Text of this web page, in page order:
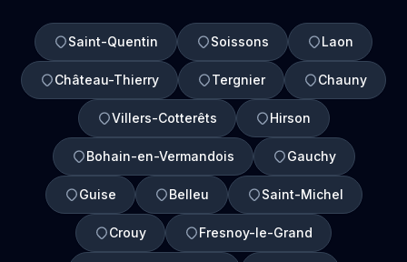
Saint-Quentin Soissons Laon
Château-Thierry Tergnier Chauny
Villers-Cotterêts Hirson
Bohain-en-Vermandois Gauchy
Guise Belleu Saint-Michel
Crouy Fresnoy-le-Grand